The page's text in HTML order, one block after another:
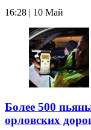
16:28 | 10 Май
Более 500
орловских